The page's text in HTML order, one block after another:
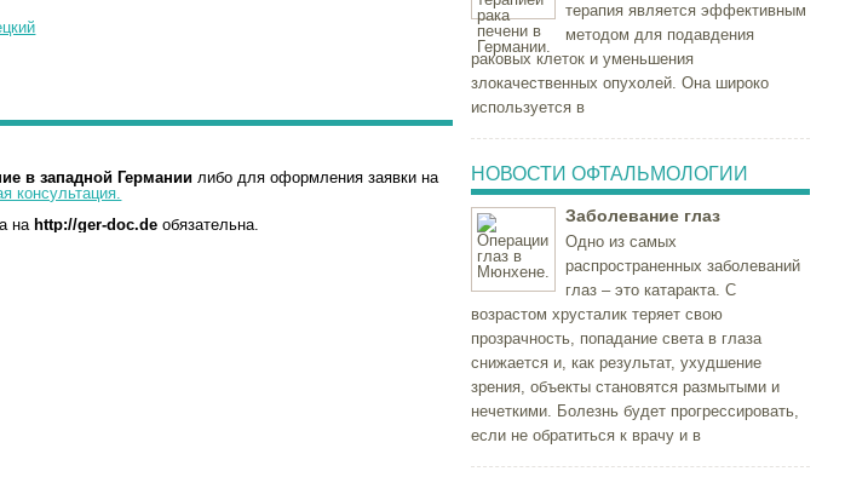
в западной Германии либо для оформления заявки на
консультация.
на http://ger-doc.de обязательна.
терапия является эффективным
методом для подавдения
раковых клеток и уменьшения
злокачественных опухолей. Она широко
используется в
НОВОСТИ ОФТАЛЬМОЛОГИИ
Заболевание глаз
Одно из самых
распространенных заболеваний
глаз – это катаракта. С
возрастом хрусталик теряет свою
прозрачность, попадание света в глаза
снижается и, как результат, ухудшение
зрения, объекты становятся размытыми и
нечеткими. Болезнь будет прогрессировать,
если не обратиться к врачу и в